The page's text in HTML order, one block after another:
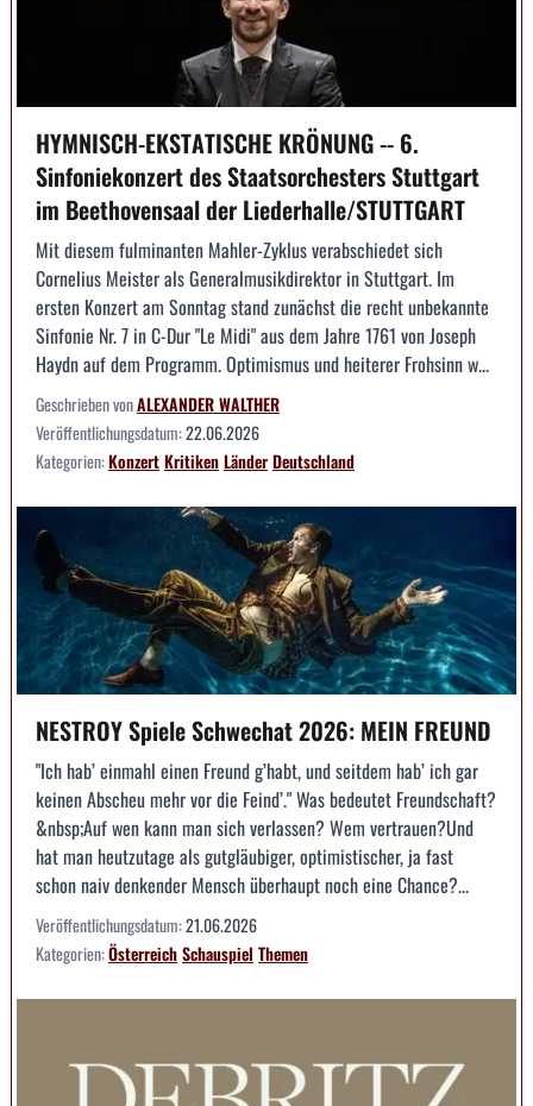
HYMNISCH-EKSTATISCHE KRÖNUNG -- 6.
Sinfoniekonzert des Staatsorchesters Stuttgart
im Beethovensaal der Liederhalle/STUTTGART
Mit diesem fulminanten Mahler-Zyklus verabschiedet sich
Cornelius Meister als Generalmusikdirektor in Stuttgart. Im
ersten Konzert am Sonntag stand zunächst die recht unbekannte
Sinfonie Nr. 7 in C-Dur "Le Midi" aus dem Jahre 1761 von Joseph
Haydn auf dem Programm. Optimismus und heiterer Frohsinn w...
Geschrieben vonALEXANDER WALTHER
Veröffentlichungsdatum:22.06.2026
Kategorien:KonzertKritikenLänderDeutschland
NESTROY Spiele Schwechat 2026: MEIN FREUND
"Ich hab’ einmahl einen Freund g’habt, und seitdem hab’ ich gar
keinen Abscheu mehr vor die Feind’." Was bedeutet Freundschaft?
&nbsp;Auf wen kann man sich verlassen? Wem vertrauen?Und
hat man heutzutage als gutgläubiger, optimistischer, ja fast
schon naiv denkender Mensch überhaupt noch eine Chance?...
Veröffentlichungsdatum:21.06.2026
Kategorien:ÖsterreichSchauspiel Themen